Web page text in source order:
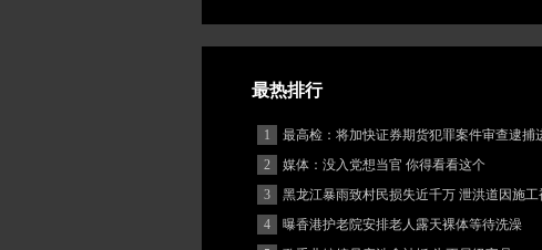
最热排行
1
最高检：将加快证券期货犯罪案件审查逮捕
度
2
媒体：没入党想当官 你得看看这个
3
黑龙江暴雨致村民损失近千万 泄洪道因施工
堵
4
曝香港护老院安排老人露天裸体等待洗澡